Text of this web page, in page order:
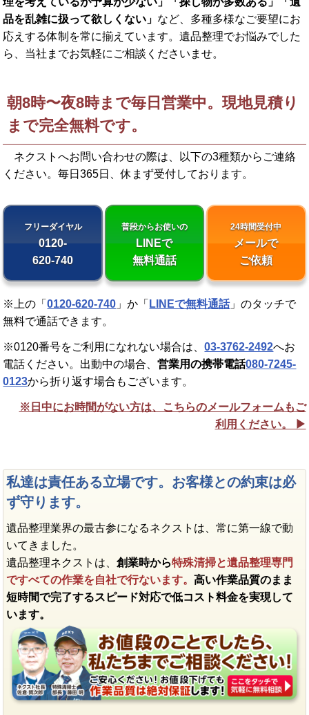
品を乱雑に扱って欲しくない」 など、多種多様なご要望にお
応えする体制を常に揃えています。遺品整理でお悩みでした
ら、当社までお気軽にご相談くださいませ。
朝8時〜夜8時まで毎日営業中。現地見積り
まで完全無料です。
ネクストへお問い合わせの際は、以下の3種類からご連絡
ください。毎日365日、休まず受付しております。
フリーダイヤル
0120-
620-740
普段からお使いの
LINEで
無料通話
24時間受付中
メールで
ご依頼
※上の「0120-620-740 」か「 LINEで無料通話」のタッチで
無料で通話できます。
※0120番号をご利用になれない場合は、03-3762-2492へお
電話ください。出動中の場合、営業用の携帯電話080-7245-
0123から折り返す場合もございます。
※日中にお時間がない方は、こちらのメールフォームもご
利用ください。 ▶︎
私達は責任ある立場です。お客様との約束は必
ず守ります。
遺品整理業界の最古参になるネクストは、常に第一線で動
いてきました。
遺品整理ネクストは、創業時から特殊清掃と遺品整理専門
ですべての作業を自社で行ないます。高い作業品質のまま
短時間で完了するスピード対応で低コスト料金を実現して
います。